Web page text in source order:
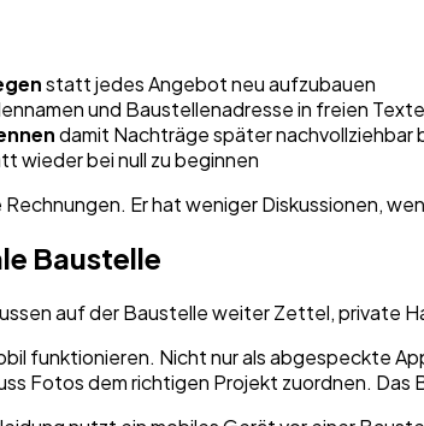
statt jedes Angebot neu aufzubauen
und Baustellenadresse in freien
damit Nachträge später nachvollziehbar
wieder bei null zu beginnen
Er hat weniger Diskussionen,
Baustelle
auf der Baustelle weiter Zettel,
funktionieren. Nicht nur als abgespeckte
Fotos dem richtigen Projekt zuordnen. Das